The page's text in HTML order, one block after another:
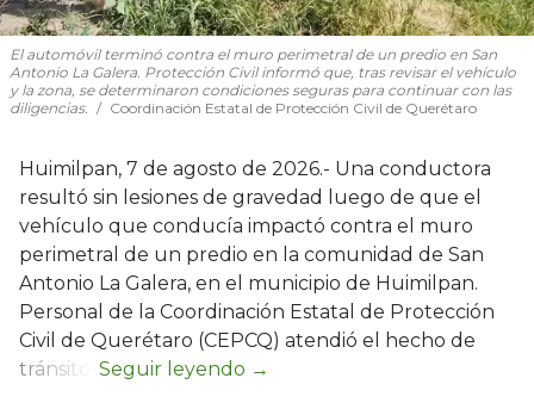
El automóvil terminó contra el muro perimetral de un predio en San
Antonio La Galera. Protección Civil informó que, tras revisar el vehículo
y la zona, se determinaron condiciones seguras para continuar con las
diligencias.
Coordinación Estatal de Protección Civil de Querétaro
Huimilpan, 7 de agosto de 2026.- Una conductora
resultó sin lesiones de gravedad luego de que el
vehículo que conducía impactó contra el muro
perimetral de un predio en la comunidad de San
Antonio La Galera, en el municipio de Huimilpan.
Personal de la Coordinación Estatal de Protección
Civil de Querétaro (CEPCQ) atendió el hecho de
tránsito.